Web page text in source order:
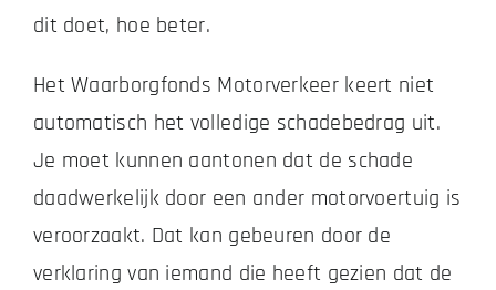
dit doet, hoe beter.
Het Waarborgfonds Motorverkeer keert niet
automatisch het volledige schadebedrag uit.
Je moet kunnen aantonen dat de schade
daadwerkelijk door een ander motorvoertuig is
veroorzaakt. Dat kan gebeuren door de
verklaring van iemand die heeft gezien dat de